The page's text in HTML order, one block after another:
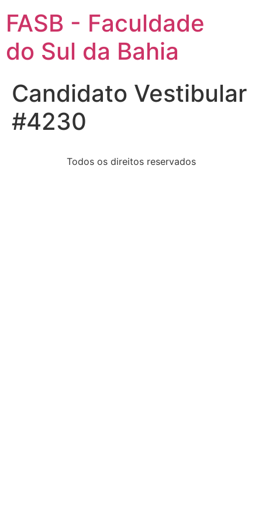
FASB - Faculdade
do Sul da Bahia
Candidato Vestibular
#4230
Todos os direitos reservados